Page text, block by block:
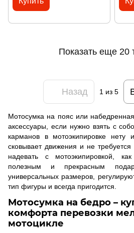
Показать еще 20
Назад 1из 5
Мотосумка на пояс или
аксессуары, если нужно взять с
карманов в мотоэкипировке
сковывает движения и не
надевать с мотоэкипировкой,
полезным и прекрасным
универсальных размеров,
тип фигуры и всегда пригодится.
Мотосумка на бедро –
комфорта перевозки
мотоцикле